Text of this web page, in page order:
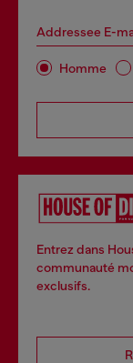
Addressee E-
Homme
Entrez dans
communauté
exclusifs.